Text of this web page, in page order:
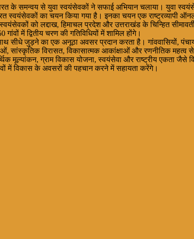
के समन्वय से युवा स्वयंसेवकों ने सफाई अभियान चलाया। युवा
स्वयंसेवकों का चयन किया गया है। इनका चयन एक राष्ट्रव्यापी
को लद्दाख, हिमाचल प्रदेश और उत्तराखंड के चिन्हित
में द्वितीय चरण की गतिविधियों में शामिल होंगे।
सीधे जुड़ने का एक अनूठा अवसर प्रदान करता है। गांववासियों,
सांस्कृतिक विरासत, विकासात्मक आकांक्षाओं और रणनीतिक महत्व
ग्राम विकास योजना, स्वयंसेवा और राष्ट्रीय एकता जैसे
में विकास के अवसरों की पहचान करने में सहायता करेंगे।